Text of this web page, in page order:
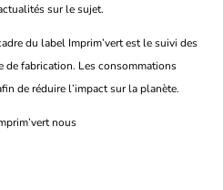
sur le sujet.
du label Imprim’vert est le suivi des
de fabrication. Les consommations
de réduire l’impact sur la planète.
nous